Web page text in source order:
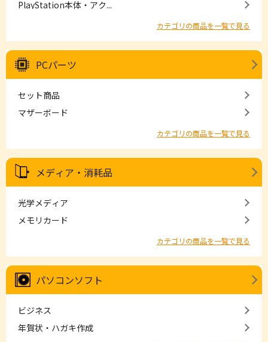
PlayStation本体・アク...
カテゴリの商品を一覧で見る
PCパーツ
セット商品
マザーボード
カテゴリの商品を一覧で見る
メディア・消耗品
光学メディア
メモリカード
カテゴリの商品を一覧で見る
パソコンソフト
ビジネス
年賀状・ハガキ作成